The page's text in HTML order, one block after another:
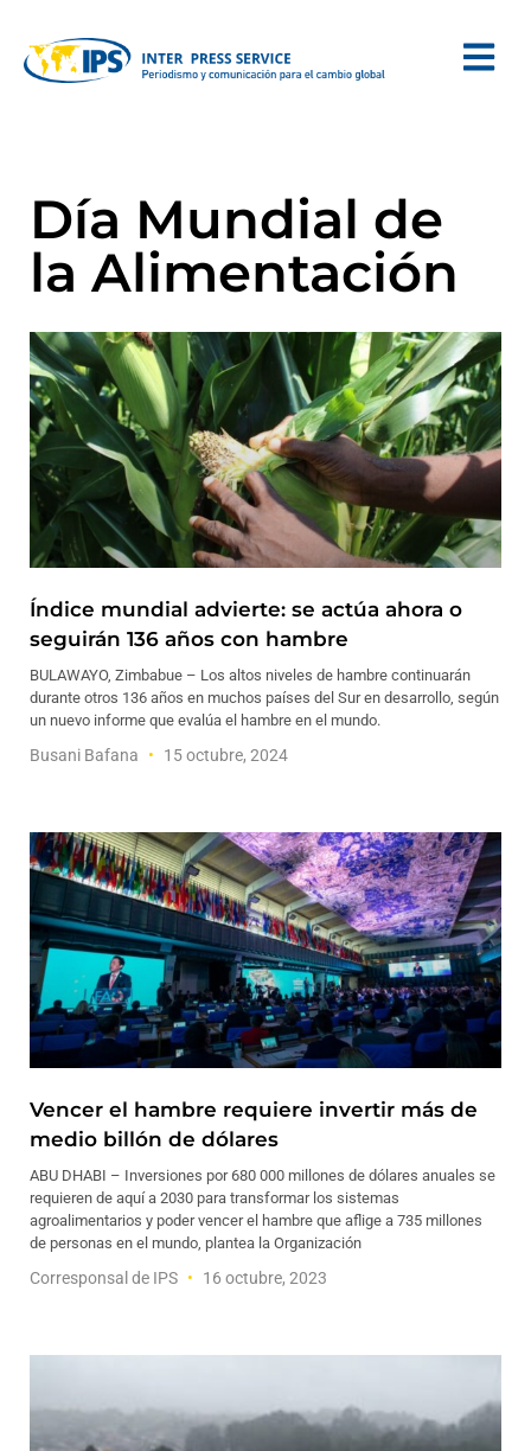
Día Mundial de
la Alimentación
Índice mundial advierte: se actúa ahora o
seguirán 136 años con hambre
BULAWAYO, Zimbabue – Los altos niveles de hambre continuarán
durante otros 136 años en muchos países del Sur en desarrollo, según
un nuevo informe que evalúa el hambre en el mundo.
Busani Bafana 15 octubre, 2024
Vencer el hambre requiere invertir más de
medio billón de dólares
ABU DHABI – Inversiones por 680 000 millones de dólares anuales se
requieren de aquí a 2030 para transformar los sistemas
agroalimentarios y poder vencer el hambre que aflige a 735 millones
de personas en el mundo, plantea la Organización
Corresponsal de IPS 16 octubre, 2023